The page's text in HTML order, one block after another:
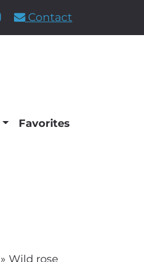
Contact
Favorites
»Wild rose